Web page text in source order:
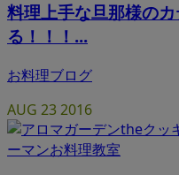
料理上手な旦那様の
る！！！...
お料理ブログ
AUG 232016